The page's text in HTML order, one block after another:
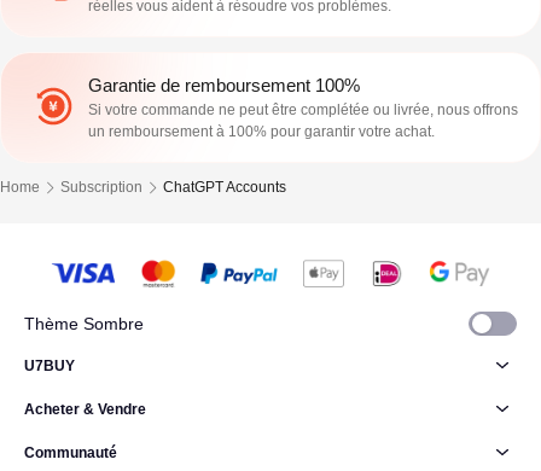
réelles vous aident à résoudre vos problèmes.
Garantie de remboursement 100%
Si votre commande ne peut être complétée ou livrée, nous offrons
un remboursement à 100% pour garantir votre achat.
Home Subscription ChatGPT Accounts
Thème Sombre
U7BUY
Acheter & Vendre
Communauté